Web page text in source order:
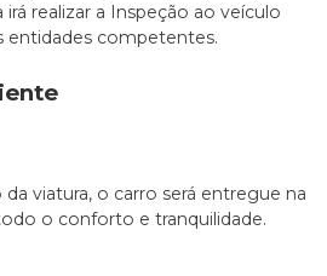
realizar a Inspeção ao veículo
entidades competentes.
da viatura, o carro será entregue na
o conforto e tranquilidade.